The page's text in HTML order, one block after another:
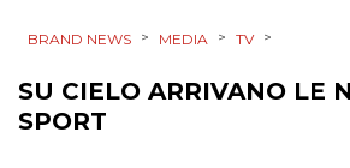
STRATEGIE
BRAND NEWS > MEDIA > TV >
SU CIELO ARRIVANO LE
SPORT